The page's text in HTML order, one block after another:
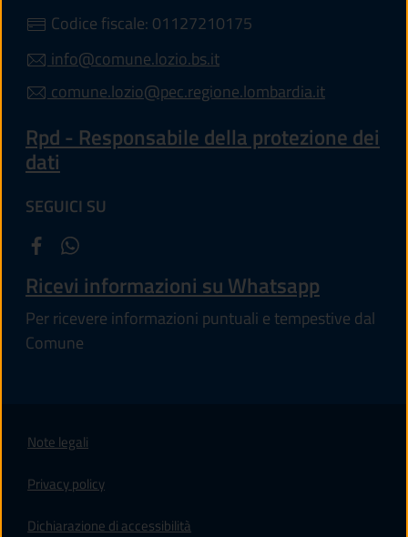
Codice fiscale: 01127210175
info@comune.lozio.bs.it
comune.lozio@pec.regione.lombardia.it
Rpd - Responsabile della protezione dei
dati
SEGUICI SU
Ricevi informazioni su Whatsapp
Per ricevere informazioni puntuali e tempestive dal
Comune
Note legali
Privacy policy
Dichiarazione di accessibilità